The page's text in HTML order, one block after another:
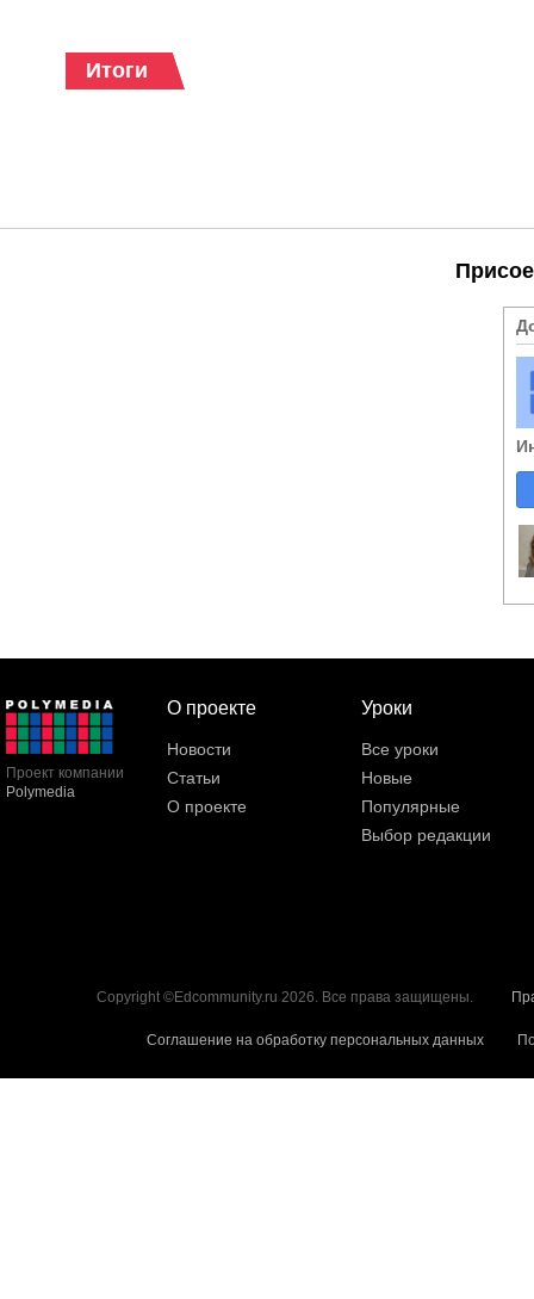
Итоги
Проект компании
Polymedia
О проекте
Новости
Статьи
О проекте
Уроки
Все уроки
Новые
Популярные
Выбор редакции
Copyright ©Edcommunity.ru 2026. Все права защищены.
Соглашение на обработку персональных данных